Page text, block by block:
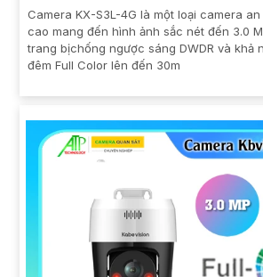
Camera KX-S3L-4G là một loại camera
cao mang đến hình ảnh sắc nét đến 3.0
trang bịchống ngược sáng DWDR và khả
đêm Full Color lên đến 30m